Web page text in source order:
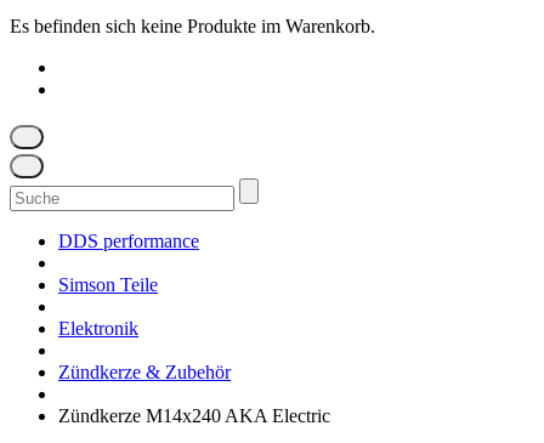
Es befinden sich keine Produkte im Warenkorb.
Suchen
nach:
DDS performance
Simson Teile
Elektronik
Zündkerze & Zubehör
Zündkerze M14x240 AKA Electric